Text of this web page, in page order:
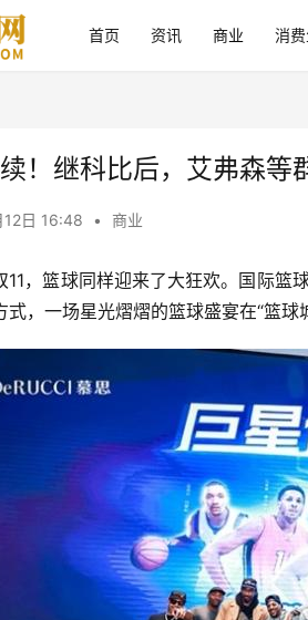
首页 资讯 商业 消
！继科比后，艾弗森等
12日 16:48 • 商业
11，篮球同样迎来了大狂欢。国际
式，一场星光熠熠的篮球盛宴在“篮球